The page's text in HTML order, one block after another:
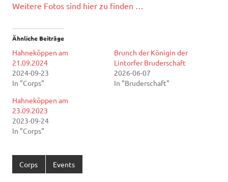
Weitere Fotos sind hier zu finden …
Ähnliche Beiträge
Hahneköppen am
21.09.2024
2024-09-23
In "Corps"
Brunch der Königin der
Lintorfer Bruderschaft
2026-06-07
In "Bruderschaft"
Hahneköppen am
23.09.2023
2023-09-24
In "Corps"
Corps Events